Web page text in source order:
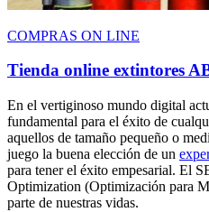
COMPRAS ON LINE
Tienda online extintores
En el vertiginoso mundo digital
fundamental para el éxito de
aquellos de tamaño pequeño o
juego la buena elección de un
para tener el éxito empesarial. El
Optimization (Optimización para
parte de nuestras vidas.